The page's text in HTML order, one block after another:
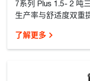
7系列 Plus 1.5- 2 吨
生产率与舒适度双重
了解更多